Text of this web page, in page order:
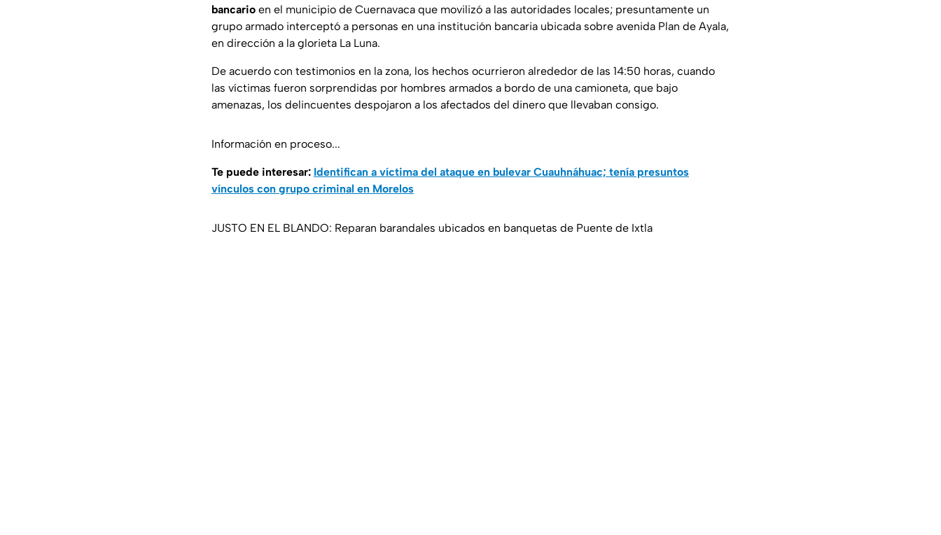
bancario en el municipio de Cuernavaca que movilizó a las autoridades locales; presuntamente un
grupo armado interceptó a personas en una institución bancaria ubicada sobre avenida Plan de Ayala,
en dirección a la glorieta La Luna.
De acuerdo con testimonios en la zona, los hechos ocurrieron alrededor de las 14:50 horas, cuando
las víctimas fueron sorprendidas por hombres armados a bordo de una camioneta, que bajo
amenazas, los delincuentes despojaron a los afectados del dinero que llevaban consigo.
Información en proceso...
Te puede interesar: Identifican a víctima del ataque en bulevar Cuauhnáhuac; tenía presuntos
vínculos con grupo criminal en Morelos
JUSTO EN EL BLANDO: Reparan barandales ubicados en banquetas de Puente de Ixtla